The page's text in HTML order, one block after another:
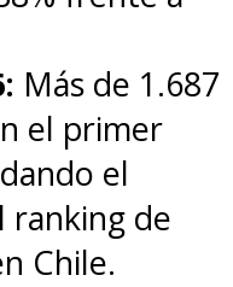
Más de 1.687
el primer
el
ranking de
Chile.